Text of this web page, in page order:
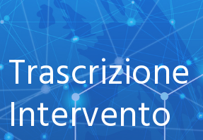
Trascrizione
Intervento